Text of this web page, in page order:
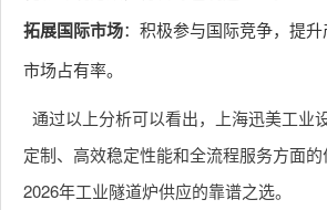
拓展国际市场：积极参与国际竞争，提
市场占有率。
通过以上分析可以看出，上海迅美工业
定制、高效稳定性能和全流程服务方面
2026年工业隧道炉供应的靠谱之选。